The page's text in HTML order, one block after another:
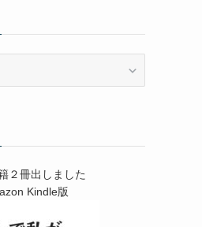
２冊出しました
Kindle版